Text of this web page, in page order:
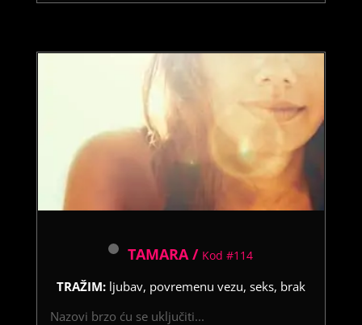
TAMARA / Kod #114
TRAŽIM: ljubav, povremenu vezu, seks, brak
Nazovi brzo ću se uključiti...